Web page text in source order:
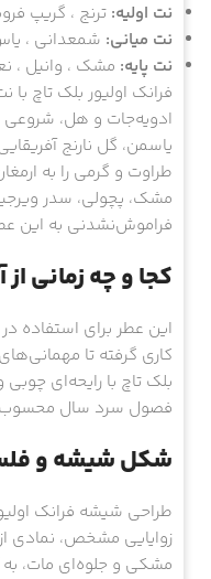
نت اولیه: ترنج ، گریپ
نت میانی: شمعدانی ،
نت پایه: مشک ، وانیل ،
فرانک اولیور بلک تاچ
ادویه‌جات و هل، شروعی
یاسمن، گل نارنج
طراوت و گرمی را به
مشک، پچولی، سدر
فراموش‌نشدنی به این
کجا و چه زمانی
این عطر برای استفاده
کاری گرفته تا
بلک تاچ با رایحه‌ای چوبی
فصول سرد سال
شکل شیشه و
طراحی شیشه فرانک
زوایایی مشخص، نمادی
مشکی و جلوه‌ای مات،